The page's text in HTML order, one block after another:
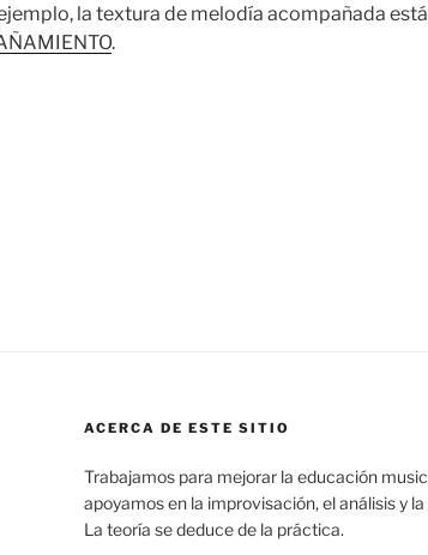
la textura de melodía acompañada
.
ACERCA DE ESTE SITIO
Trabajamos para mejorar la educación
apoyamos en la improvisación, el análisis y
La teoría se deduce de la práctica.